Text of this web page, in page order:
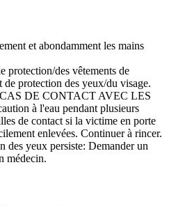
et abondamment les mains
protection/des vêtements de
protection des yeux/du visage.
DE CONTACT AVEC LES
à l'eau pendant plusieurs
de contact si la victime en porte
enlevées. Continuer à rincer.
des yeux persiste: Demander un
médecin.